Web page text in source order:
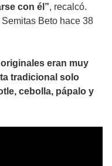
con él”, recalcó.
Beto hace 38
eran muy
tradicional solo
cebolla, pápalo y